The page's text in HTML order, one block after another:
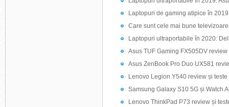
Laptopuri de gaming atipice în
Care sunt cele mai bune
Laptopuri ultraportabile în 2020:
Asus TUF Gaming FX505DV
Asus ZenBook Pro Duo UX581
Lenovo Legion Y540 review și
Samsung Galaxy S10 5G și Watch
Lenovo ThinkPad P73 review și